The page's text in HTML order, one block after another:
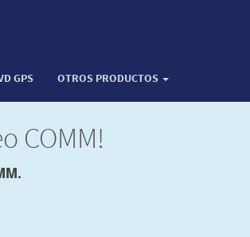
GPS OTROS PRODUCTOS
COMM!